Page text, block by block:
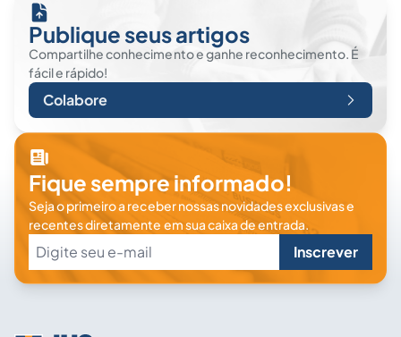
Publique seus artigos
Compartilhe conhecimento e ganhe reconhecimento. É
fácil e rápido!
Colabore
Fique sempre informado!
Seja o primeiro a receber nossas novidades exclusivas e
recentes diretamente em sua caixa de entrada.
Inscrever